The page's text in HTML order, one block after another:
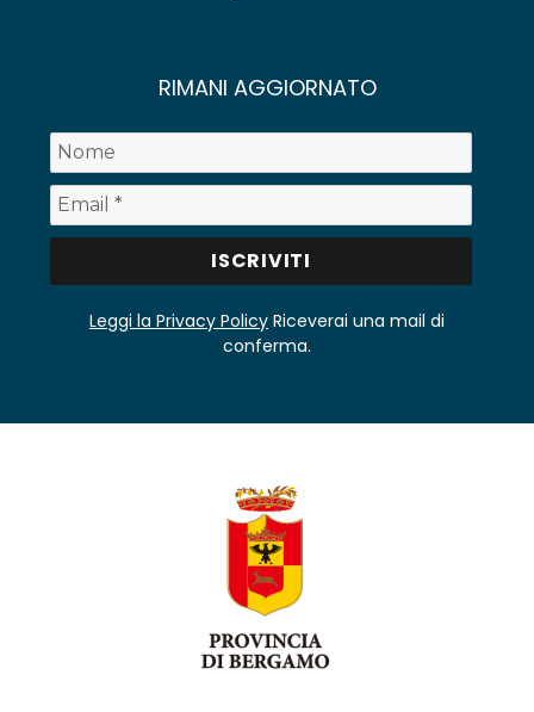
RIMANI AGGIORNATO
Leggi la Privacy Policy Riceverai una mail di
conferma.